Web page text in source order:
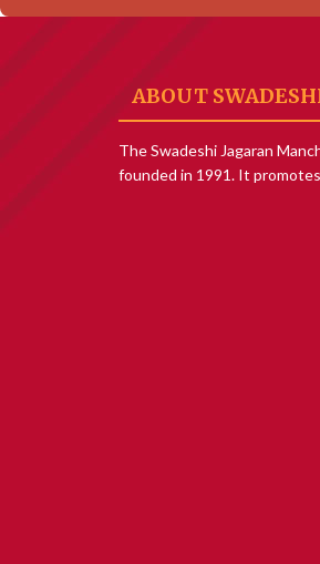
ABOUT
The Swadeshi Jagaran
founded in 1991. It